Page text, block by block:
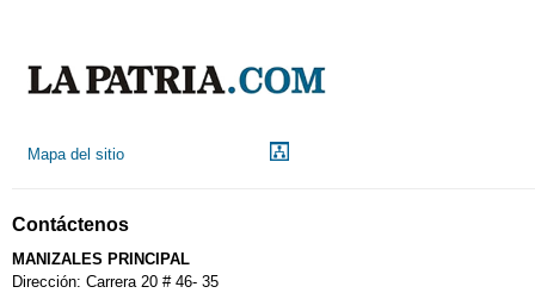
Calendario Tributario
Mapa del sitio
Contáctenos
MANIZALES PRINCIPAL
Dirección: Carrera 20 # 46- 35